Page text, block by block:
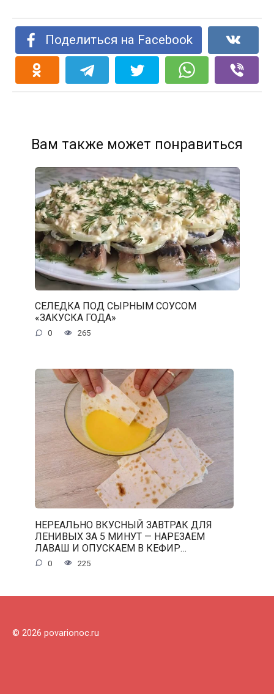
Поделиться на Facebook
Вам также может понравиться
СЕЛЕДКА ПОД СЫРНЫМ СОУСОМ
«ЗАКУСКА ГОДА»
0 265
НЕРЕАЛЬНО ВКУСНЫЙ ЗАВТРАК ДЛЯ
ЛЕНИВЫХ ЗА 5 МИНУТ — НАРЕЗАЕМ
ЛАВАШ И ОПУСКАЕМ В КЕФИР…
0 225
© 2026 povarionoc.ru